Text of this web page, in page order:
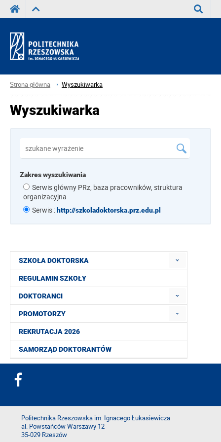
Strona główna Wyszukiwarka
SZKOŁA DOKTORSKA
REGULAMIN SZKOŁY
DOKTORANCI
PROMOTORZY
REKRUTACJA 2026
SAMORZĄD DOKTORANTÓW
Wyszukiwarka
Zakres wyszukiwania
Serwis główny PRz, baza pracowników, struktura
organizacyjna
Serwis : http://szkoladoktorska.prz.edu.pl
Politechnika Rzeszowska im. Ignacego Łukasiewicza
al. Powstańców Warszawy 12
35-029 Rzeszów